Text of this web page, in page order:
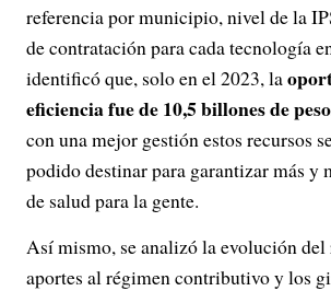
referencia por municipio, nivel de la
de contratación para cada tecnología
identificó que, solo en el 2023, la
eficiencia fue de 10,5 billones de
con una mejor gestión estos recursos
podido destinar para garantizar más y
de salud para la gente.
Así mismo, se analizó la evolución del
aportes al régimen contributivo y los